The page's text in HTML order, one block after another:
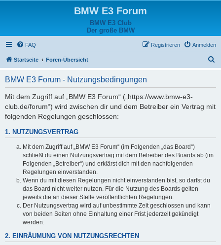
BMW E3 Forum
BMW E3 Club
Der große BMW
FAQ Anmelden
Registrieren
Startseite Foren-Übersicht
BMW E3 Forum - Nutzungsbedingungen
Mit dem Zugriff auf „BMW E3 Forum“ („https://www.bmw-e3-
club.de/forum“) wird zwischen dir und dem Betreiber ein Vertrag mit
folgenden Regelungen geschlossen:
1. NUTZUNGSVERTRAG
Mit dem Zugriff auf „BMW E3 Forum“ (im Folgenden „das Board“)
schließt du einen Nutzungsvertrag mit dem Betreiber des Boards ab (im
Folgenden „Betreiber“) und erklärst dich mit den nachfolgenden
Regelungen einverstanden.
Wenn du mit diesen Regelungen nicht einverstanden bist, so darfst du
das Board nicht weiter nutzen. Für die Nutzung des Boards gelten
jeweils die an dieser Stelle veröffentlichten Regelungen.
Der Nutzungsvertrag wird auf unbestimmte Zeit geschlossen und kann
von beiden Seiten ohne Einhaltung einer Frist jederzeit gekündigt
werden.
2. EINRÄUMUNG VON NUTZUNGSRECHTEN